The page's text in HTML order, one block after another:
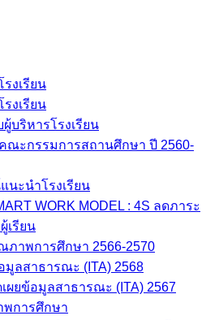
งเรียน
รงเรียน
ผู้บริหารโรงเรียน
ณะกรรมการสถานศึกษา ปี 2560-
นะนำโรงเรียน
WORK MODEL : 4S ลดภาระ
เรียน
าพการศึกษา 2566-2570
มูลสาธารณะ (ITA) 2568
เผยข้อมูลสาธารณะ (ITA) 2567
การศึกษา